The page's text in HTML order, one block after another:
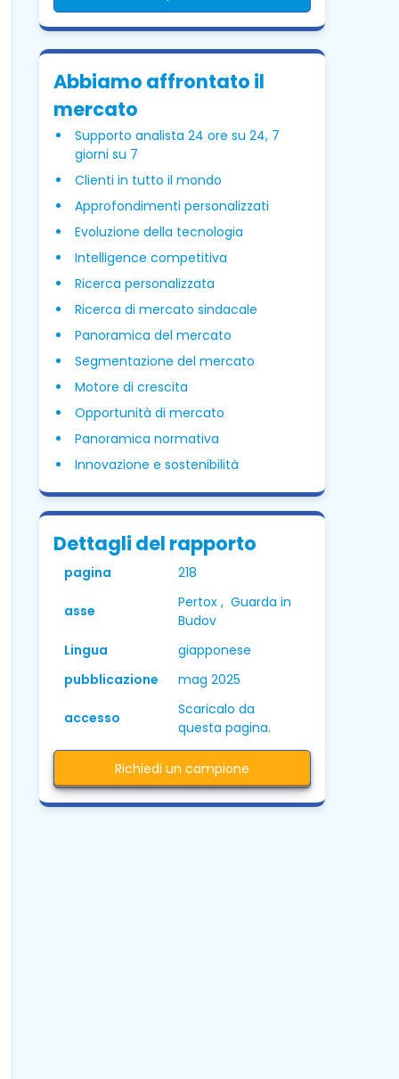
Abbiamo affrontato il
mercato
Supporto analista 24 ore su 24, 7
giorni su 7
Clienti in tutto il mondo
Approfondimenti personalizzati
Evoluzione della tecnologia
Intelligence competitiva
Ricerca personalizzata
Ricerca di mercato sindacale
Panoramica del mercato
Segmentazione del mercato
Motore di crescita
Opportunità di mercato
Panoramica normativa
Innovazione e sostenibilità
Dettagli del rapporto
pagina 218
asse
Pertox , Guarda in
Budov
Lingua
giapponese
pubblicazione
mag 2025
accesso
Scaricalo da
questa pagina.
Richiedi un campione